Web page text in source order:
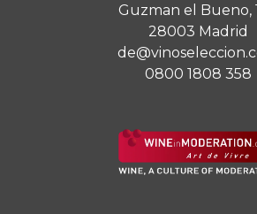
Guzman el Bueno,
28003 Madrid
0800 1808 358